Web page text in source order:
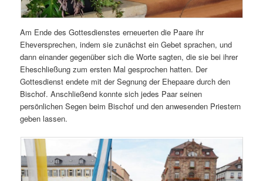
Am Ende des Gottesdienstes erneuerten die Paare ihr
Eheversprechen, indem sie zunächst ein Gebet sprachen, und
dann einander gegenüber sich die Worte sagten, die sie bei ihrer
Eheschließung zum ersten Mal gesprochen hatten. Der
Gottesdienst endete mit der Segnung der Ehepaare durch den
Bischof. Anschließend konnte sich jedes Paar seinen
persönlichen Segen beim Bischof und den anwesenden Priestern
geben lassen.